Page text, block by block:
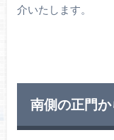
介いたします。
南側の正門